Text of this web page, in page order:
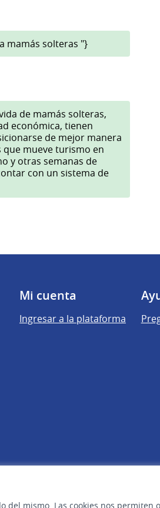
del mismo. Las cookies nos permiten
mamás solteras "}
de mamás solteras,
económica, tienen
de mejor manera
mueve turismo en
y otras semanas de
con un sistema de
Mi cuenta
Ingresar a la plataforma